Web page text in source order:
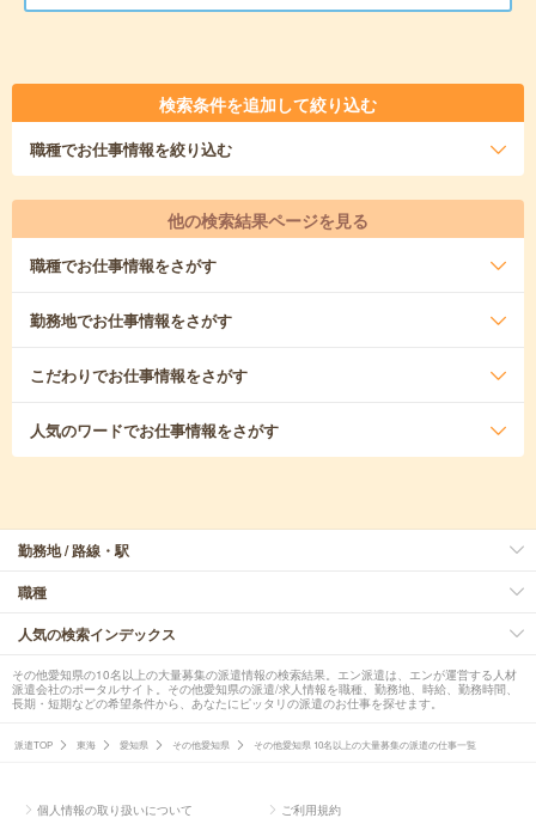
検索条件を追加して絞り込む
職種でお仕事情報を絞り込む
他の検索結果ページを見る
職種でお仕事情報をさがす
勤務地でお仕事情報をさがす
こだわりでお仕事情報をさがす
人気のワードでお仕事情報をさがす
勤務地 / 路線・駅
職種
人気の検索インデックス
その他愛知県の10名以上の大量募集の派遣情報の検索結果。エン派遣は、エンが運営する人材
派遣会社のポータルサイト。その他愛知県の派遣/求人情報を職種、勤務地、時給、勤務時間、
長期・短期などの希望条件から、あなたにピッタリの派遣のお仕事を探せます。
派遣TOP 東海 愛知県 その他愛知県 その他愛知県 10名以上の大量募集の派遣の仕事一覧
個人情報の取り扱いについて ご利用規約